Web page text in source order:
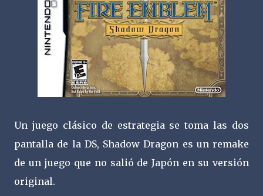
Un juego clásico de estrategia se toma las dos
pantalla de la DS, Shadow Dragon es un remake
de un juego que no salió de Japón en su versión
original.